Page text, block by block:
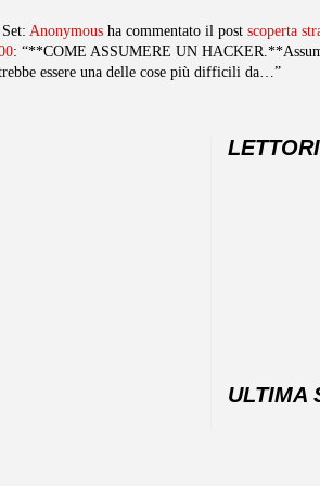
Anonymous ha commentato il post scoperta
: “**COME ASSUMERE UN
essere una delle cose più difficili da…”
ULTIMA